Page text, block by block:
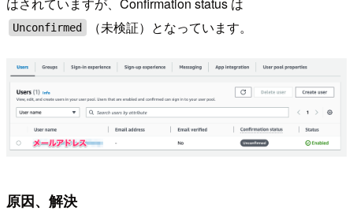
Unconfirmed （未検証）となっています。
原因、解決